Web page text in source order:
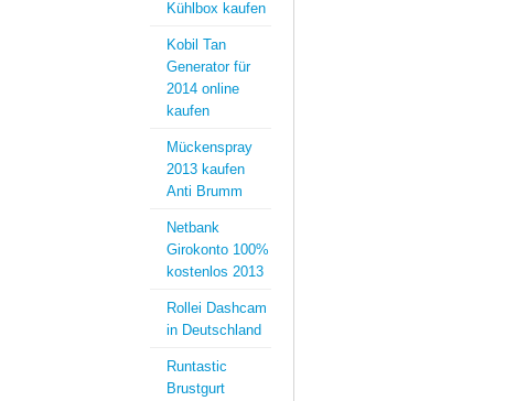
Kühlbox kaufen
Kobil Tan
Generator für
2014 online
kaufen
Mückenspray
2013 kaufen
Anti Brumm
Netbank
Girokonto 100%
kostenlos 2013
Rollei Dashcam
in Deutschland
Runtastic
Brustgurt